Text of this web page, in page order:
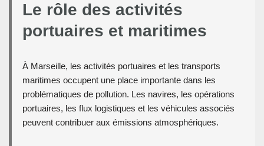
Le rôle des activités
portuaires et maritimes
À Marseille, les activités portuaires et les transports
maritimes occupent une place importante dans les
problématiques de pollution. Les navires, les opérations
portuaires, les flux logistiques et les véhicules associés
peuvent contribuer aux émissions atmosphériques.